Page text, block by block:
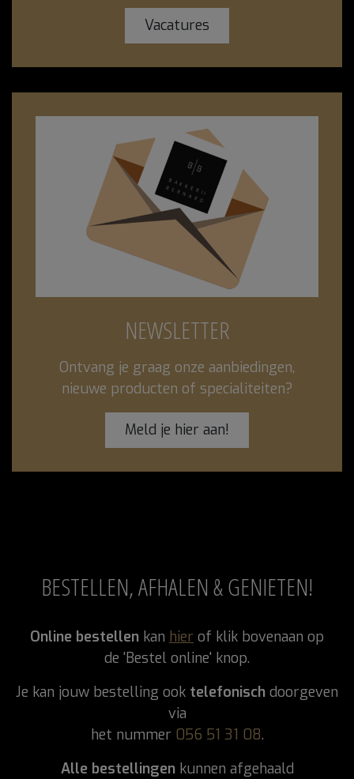
Vacatures
NEWSLETTER
Ontvang je graag onze aanbiedingen,
nieuwe producten of specialiteiten?
Meld je hier aan!
BESTELLEN, AFHALEN & GENIETEN!
Online bestellen kan hier of klik bovenaan op
de 'Bestel online' knop.
Je kan jouw bestelling ook telefonisch doorgeven
via
het nummer 056 51 31 08.
Alle bestellingen kunnen afgehaald